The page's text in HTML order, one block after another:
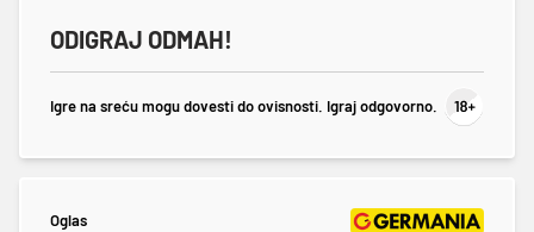
ODIGRAJ ODMAH!
Igre na sreću mogu dovesti do ovisnosti. Igraj odgovorno.
Oglas